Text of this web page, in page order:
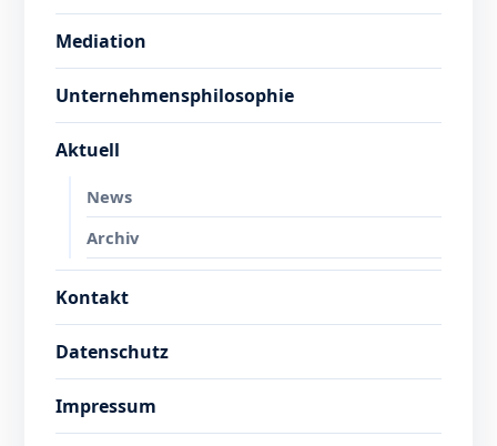
Mediation
Unternehmensphilosophie
Aktuell
News
Archiv
Kontakt
Datenschutz
Impressum